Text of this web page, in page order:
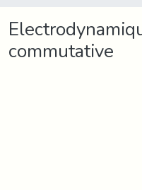
commutative